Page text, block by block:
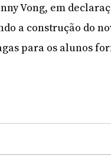
Vong, em
a construção do
para os alunos